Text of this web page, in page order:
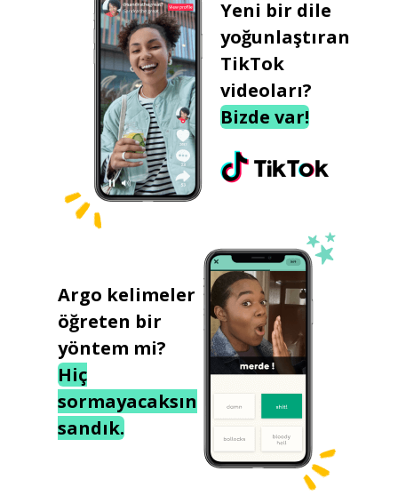
Yeni bir dile
yoğunlaştıran
TikTok
videoları?
Bizde var!
Argo kelimeler
öğreten bir
yöntem mi?
Hiç
sormayacaksın
sandık.